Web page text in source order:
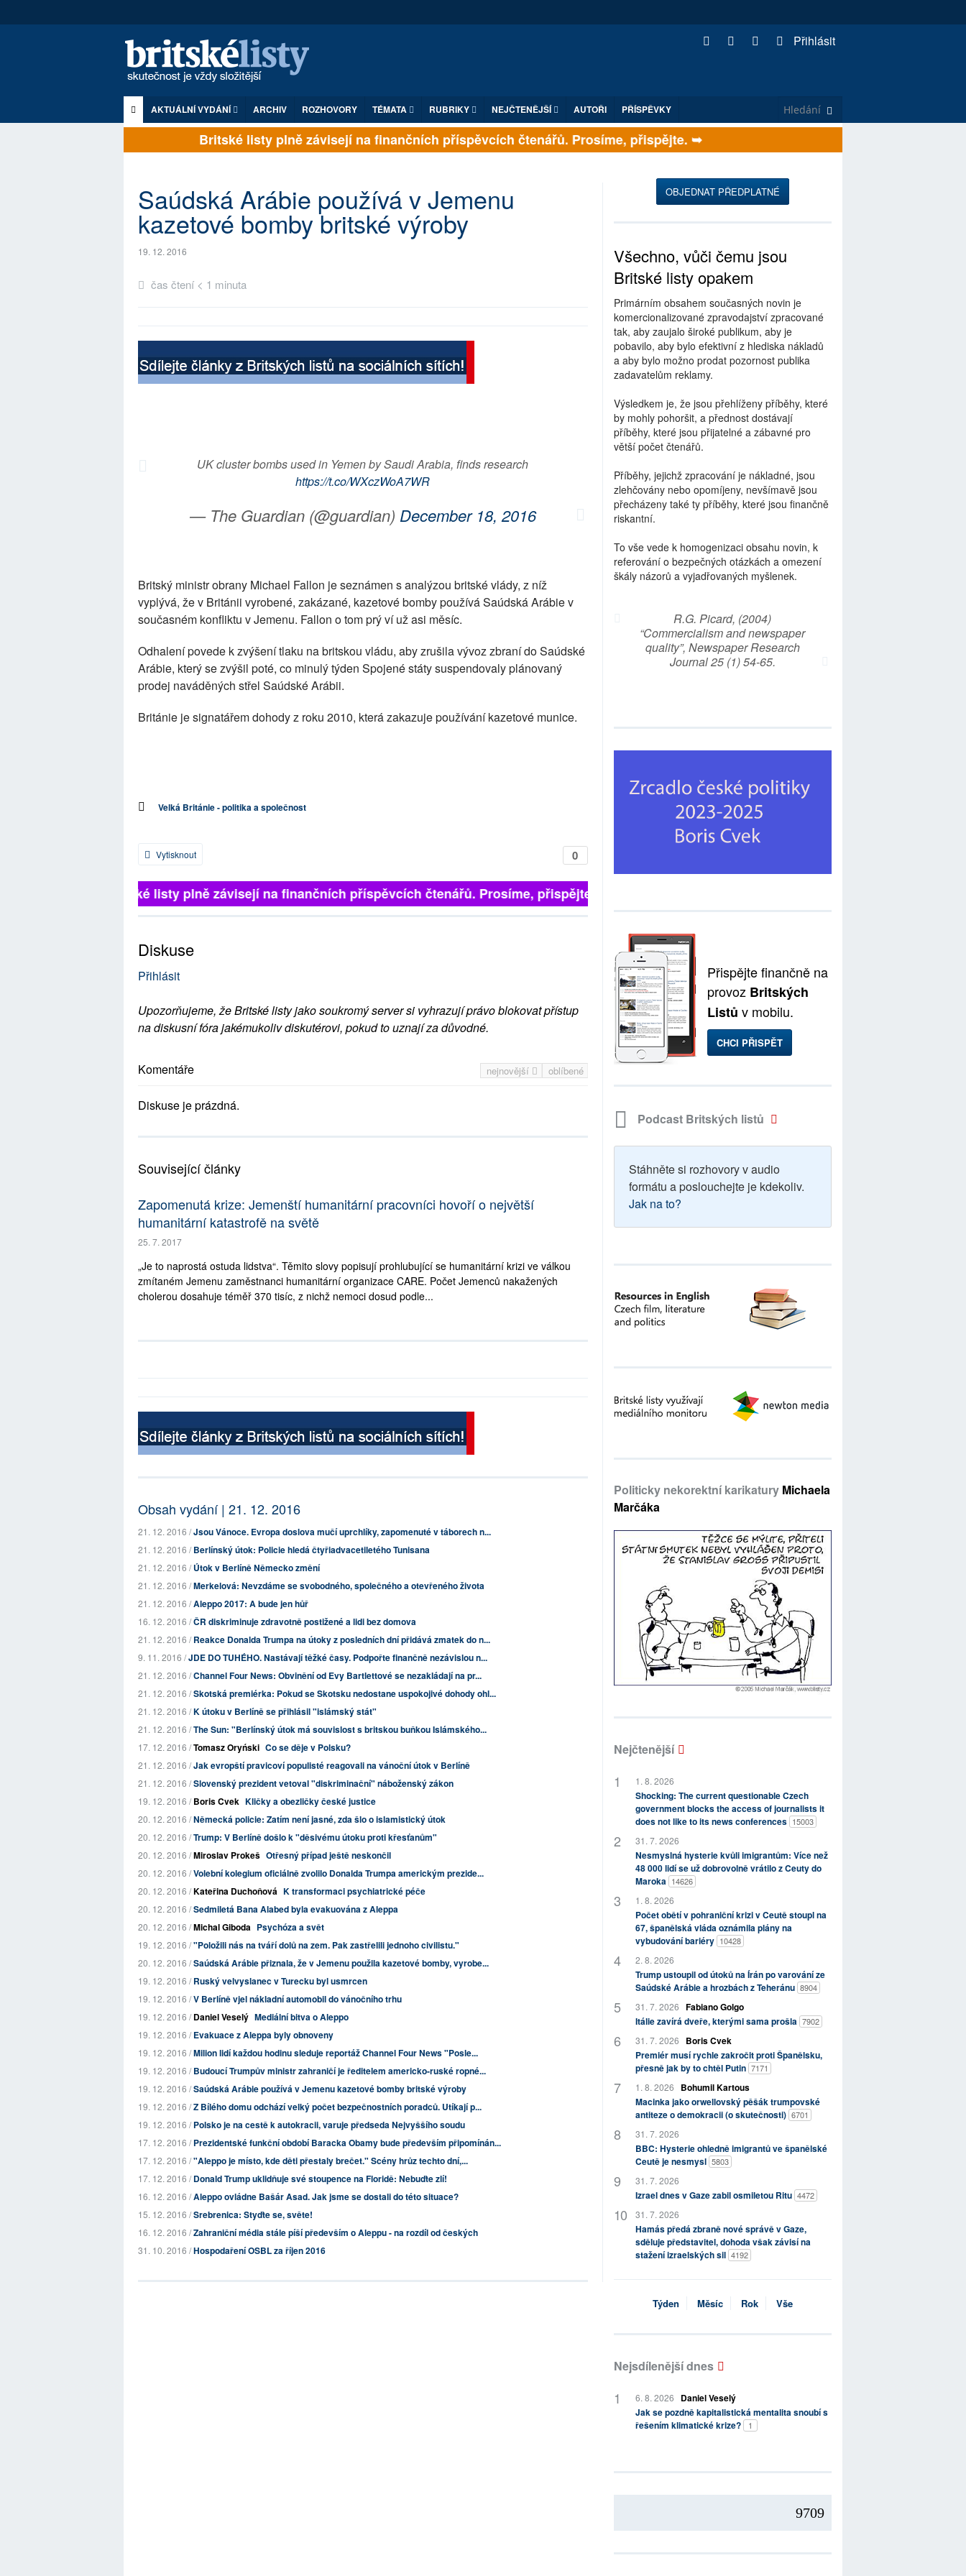
Přihlásit
AKTUÁLNÍ VYDÁNÍ ARCHIV ROZHOVORY TÉMATA RUBRIKY NEJČTENĚJŠÍ AUTOŘI PŘÍSPĚVKY
Britské listy plně závisejí na finančních příspěvcích čtenářů. Prosíme, přispějte. ➥
Saúdská Arábie používá v Jemenu
kazetové bomby britské výroby
19. 12. 2016
čas čtení < 1 minuta
UK cluster bombs used in Yemen by Saudi Arabia, finds research
https://t.co/WXczWoA7WR
— The Guardian (@guardian) December 18, 2016
Britský ministr obrany Michael Fallon je seznámen s analýzou britské vlády, z níž
vyplývá, že v Británii vyrobené, zakázané, kazetové bomby používá Saúdská Arábie v
současném konfliktu v Jemenu. Fallon o tom prý ví už asi měsíc.
Odhalení povede k zvýšení tlaku na britskou vládu, aby zrušila vývoz zbraní do Saúdské
Arábie, který se zvýšil poté, co minulý týden Spojené státy suspendovaly plánovaný
prodej naváděných střel Saúdské Arábii.
Británie je signatářem dohody z roku 2010, která zakazuje používání kazetové munice.
Velká Británie - politika a společnost
0
Vytisknout
Britské listy plně závisejí na finančních příspěvcích čtenářů. Prosíme, přispějte. ➥
Diskuse
Přihlásit
Upozorňujeme, že Britské listy jako soukromý server si vyhrazují právo blokovat přístup
na diskusní fóra jakémukoliv diskutérovi, pokud to uznají za důvodné.
nejnovější oblíbené
Komentáře
Diskuse je prázdná.
Související články
Zapomenutá krize: Jemenští humanitární pracovníci hovoří o největší
humanitární katastrofě na světě
25. 7. 2017
„Je to naprostá ostuda lidstva“. Těmito slovy popisují prohlubující se humanitární krizi ve válkou
zmítaném Jemenu zaměstnanci humanitární organizace CARE. Počet Jemenců nakažených
cholerou dosahuje téměř 370 tisíc, z nichž nemoci dosud podle...
Obsah vydání | 21. 12. 2016
21. 12. 2016 /Jsou Vánoce. Evropa doslova mučí uprchlíky, zapomenuté v táborech n...
21. 12. 2016 /Berlínský útok: Policie hledá čtyřiadvacetiletého Tunisana
21. 12. 2016 /Útok v Berlíně Německo změní
21. 12. 2016 /Merkelová: Nevzdáme se svobodného, společného a otevřeného života
21. 12. 2016 /Aleppo 2017: A bude jen hůř
16. 12. 2016 /ČR diskriminuje zdravotně postižené a lidi bez domova
21. 12. 2016 /Reakce Donalda Trumpa na útoky z posledních dní přidává zmatek do n...
9. 11. 2016 /JDE DO TUHÉHO. Nastávají těžké časy. Podpořte finančně nezávislou n...
21. 12. 2016 /Channel Four News: Obvinění od Evy Bartlettové se nezakládají na pr...
21. 12. 2016 /Skotská premiérka: Pokud se Skotsku nedostane uspokojivé dohody ohl...
21. 12. 2016 /K útoku v Berlíně se přihlásil "islámský stát"
21. 12. 2016 /The Sun: "Berlínský útok má souvislost s britskou buňkou Islámského...
17. 12. 2016 /Tomasz Oryński Co se děje v Polsku?
21. 12. 2016 /Jak evropští pravicoví populisté reagovali na vánoční útok v Berlíně
21. 12. 2016 /Slovenský prezident vetoval "diskriminační" náboženský zákon
19. 12. 2016 /Boris Cvek Kličky a obezličky české justice
20. 12. 2016 /Německá policie: Zatím není jasné, zda šlo o islamistický útok
20. 12. 2016 /Trump: V Berlíně došlo k "děsivému útoku proti křesťanům"
20. 12. 2016 /Miroslav Prokeš Otřesný případ ještě neskončil
20. 12. 2016 /Volební kolegium oficiálně zvolilo Donalda Trumpa americkým prezide...
20. 12. 2016 /Kateřina Duchoňová K transformaci psychiatrické péče
20. 12. 2016 /Sedmiletá Bana Alabed byla evakuována z Aleppa
20. 12. 2016 /Michal Giboda Psychóza a svět
19. 12. 2016 /"Položili nás na tváří dolů na zem. Pak zastřelili jednoho civilistu."
20. 12. 2016 /Saúdská Arábie přiznala, že v Jemenu použila kazetové bomby, vyrobe...
19. 12. 2016 /Ruský velvyslanec v Turecku byl usmrcen
19. 12. 2016 /V Berlíně vjel nákladní automobil do vánočního trhu
19. 12. 2016 /Daniel Veselý Mediální bitva o Aleppo
19. 12. 2016 /Evakuace z Aleppa byly obnoveny
19. 12. 2016 /Milion lidí každou hodinu sleduje reportáž Channel Four News "Posle...
19. 12. 2016 /Budoucí Trumpův ministr zahraničí je ředitelem americko-ruské ropné...
19. 12. 2016 /Saúdská Arábie používá v Jemenu kazetové bomby britské výroby
19. 12. 2016 /Z Bílého domu odchází velký počet bezpečnostních poradců. Utíkají p...
19. 12. 2016 /Polsko je na cestě k autokracii, varuje předseda Nejvyššího soudu
17. 12. 2016 /Prezidentské funkční období Baracka Obamy bude především připomínán...
17. 12. 2016 /"Aleppo je místo, kde děti přestaly brečet." Scény hrůz techto dní,...
17. 12. 2016 /Donald Trump uklidňuje své stoupence na Floridě: Nebuďte zlí!
16. 12. 2016 /Aleppo ovládne Bašár Asad. Jak jsme se dostali do této situace?
15. 12. 2016 /Srebrenica: Styďte se, světe!
16. 12. 2016 /Zahraniční média stále píší především o Aleppu - na rozdíl od českých
31. 10. 2016 /Hospodaření OSBL za říjen 2016
OBJEDNAT PŘEDPLATNÉ
Všechno, vůči čemu jsou
Britské listy opakem
Primárním obsahem současných novin je
komercionalizované zpravodajství zpracované
tak, aby zaujalo široké publikum, aby je
pobavilo, aby bylo efektivní z hlediska nákladů
a aby bylo možno prodat pozornost publika
zadavatelům reklamy.
Výsledkem je, že jsou přehlíženy příběhy, které
by mohly pohoršit, a přednost dostávají
příběhy, které jsou přijatelné a zábavné pro
větší počet čtenářů.
Příběhy, jejichž zpracování je nákladné, jsou
zlehčovány nebo opomíjeny, nevšímavě jsou
přecházeny také ty příběhy, které jsou finančně
riskantní.
To vše vede k homogenizaci obsahu novin, k
referování o bezpečných otázkách a omezení
škály názorů a vyjadřovaných myšlenek.
R.G. Picard, (2004)
“Commercialism and newspaper
quality”, Newspaper Research
Journal 25 (1) 54-65.
Přispějte finančně na
provoz Britských
Listů v mobilu.
CHCI PŘISPĚT
Podcast Britských listů
Stáhněte si rozhovory v audio
formátu a poslouchejte je kdekoliv.
Jak na to?
Politicky nekorektní karikatury Michaela
Marčáka
Nejčtenější
1. 8. 2026
Shocking: The current questionable Czech
government blocks the access of journalists it
does not like to its news conferences 15003
31. 7. 2026
Nesmyslná hysterie kvůli imigrantům: Více než
48 000 lidí se už dobrovolně vrátilo z Ceuty do
Maroka 14626
1. 8. 2026
Počet obětí v pohraniční krizi v Ceutě stoupl na
67, španělská vláda oznámila plány na
vybudování bariéry 10428
2. 8. 2026
Trump ustoupil od útoků na Írán po varování ze
Saúdské Arábie a hrozbách z Teheránu 8904
31. 7. 2026 Fabiano Golgo
Itálie zavírá dveře, kterými sama prošla 7902
31. 7. 2026
Boris Cvek
Premiér musí rychle zakročit proti Španělsku,
přesně jak by to chtěl Putin 7171
1. 8. 2026
Bohumil Kartous
Macinka jako orwellovský pěšák trumpovské
antiteze o demokracii (o skutečnosti) 6701
31. 7. 2026
BBC: Hysterie ohledně imigrantů ve španělské
Ceutě je nesmysl 5803
31. 7. 2026
Izrael dnes v Gaze zabil osmiletou Ritu 4472
31. 7. 2026
Hamás předá zbraně nové správě v Gaze,
sděluje představitel, dohoda však závisí na
stažení izraelských sil 4192
Týden Měsíc Rok Vše
Nejsdílenější dnes
6. 8. 2026
Daniel Veselý
Jak se pozdně kapitalistická mentalita snoubí s
řešením klimatické krize?
1
9709